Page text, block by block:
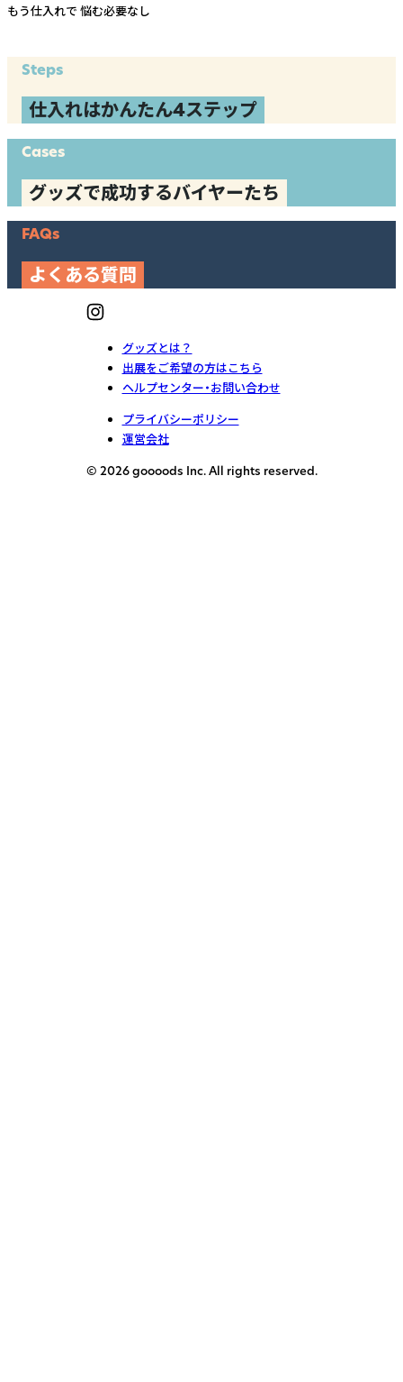
もう仕入れで 悩む必要なし
Steps
仕入れはかんたん4ステップ
Cases
グッズで成功するバイヤーたち
FAQs
よくある質問
グッズとは？
出展をご希望の方はこちら
ヘルプセンター・お問い合わせ
プライバシーポリシー
運営会社
© 2026 goooods Inc. All rights reserved.